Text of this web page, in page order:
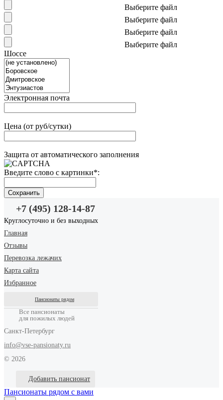
Выберите файл
Выберите файл
Выберите файл
Выберите файл
Шоссе
Электронная почта
Цена (от руб/сутки)
Защита от автоматического заполнения
Введите слово с картинки*:
+7 (495) 128-14-87
Круглосуточно и без выходных
Главная
Отзывы
Перевозка лежачих
Карта сайта
Избранное
Пансионаты рядом
Все пансионаты
для пожилых людей
Санкт-Петербург
info@vse-pansionaty.ru
© 2026
Добавить пансионат
Пансионаты рядом с вами